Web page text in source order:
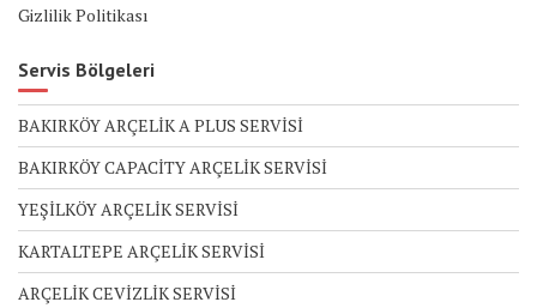
Gizlilik Politikası
Servis Bölgeleri
BAKIRKÖY ARÇELİK A PLUS SERVİSİ
BAKIRKÖY CAPACİTY ARÇELİK SERVİSİ
YEŞİLKÖY ARÇELİK SERVİSİ
KARTALTEPE ARÇELİK SERVİSİ
ARÇELİK CEVİZLİK SERVİSİ